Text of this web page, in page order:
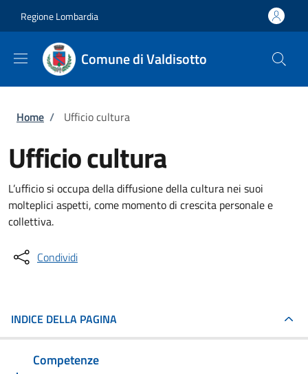
Regione Lombardia
Comune di Valdisotto
Briciole di pane
Home / Ufficio cultura
Ufficio cultura
L’ufficio si occupa della diffusione della cultura nei suoi
molteplici aspetti, come momento di crescita personale e
collettiva.
Condividi
INDICE DELLA PAGINA
Competenze